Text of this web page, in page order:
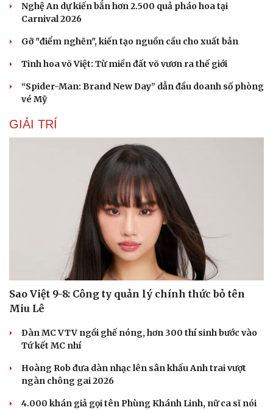
Nghệ An dự kiến bắn hơn 2.500 quả pháo hoa tại
Carnival 2026
Gỡ "điểm nghẽn", kiến tạo nguồn cầu cho xuất bản
Tinh hoa võ Việt: Từ miền đất võ vươn ra thế giới
“Spider-Man: Brand New Day” dẫn đầu doanh số phòng
vé Mỹ
GIẢI TRÍ
Sao Việt 9-8: Công ty quản lý chính thức bỏ tên
Miu Lê
Dàn MC VTV ngồi ghế nóng, hơn 300 thí sinh bước vào
Tứ kết MC nhí
Hoàng Rob đưa dàn nhạc lên sân khấu Anh trai vượt
ngàn chông gai 2026
4.000 khán giả gọi tên Phùng Khánh Linh, nữ ca sĩ nói